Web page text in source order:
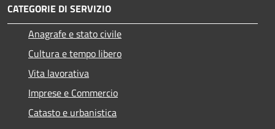
CATEGORIE DI SERVIZIO
Anagrafe e stato civile
Cultura e tempo libero
Vita lavorativa
Imprese e Commercio
Catasto e urbanistica